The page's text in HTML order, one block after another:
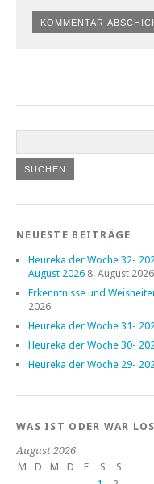
NEUESTE BEITRÄGE
Heureka der Woche 32-
August 2026 8. August 2026
Erkenntnisse und
2026
Heureka der Woche 31-
Heureka der Woche 30-
Heureka der Woche 29-
WAS IST ODER WAR
August 2026
M
D M D F S
S